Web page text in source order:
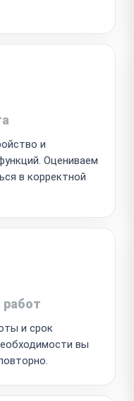
и
Оцениваем
в корректной
и срок
вы